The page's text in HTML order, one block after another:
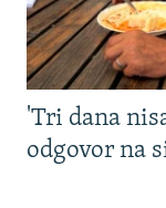
'Tri dana
odgovor na